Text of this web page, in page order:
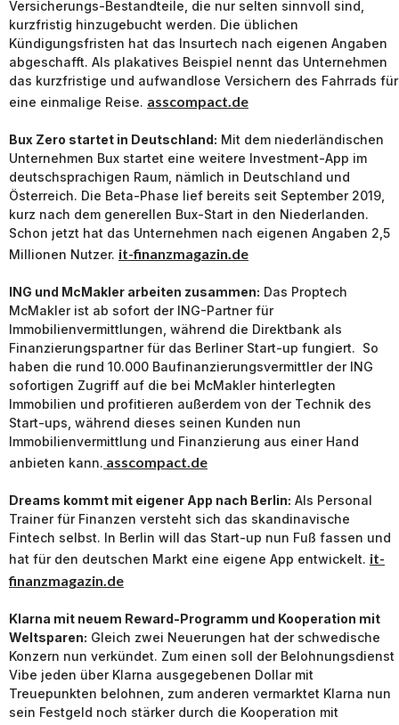
Versicherungs-Bestandteile, die nur selten sinnvoll sind,
kurzfristig hinzugebucht werden. Die üblichen
Kündigungsfristen hat das Insurtech nach eigenen Angaben
abgeschafft. Als plakatives Beispiel nennt das Unternehmen
das kurzfristige und aufwandlose Versichern des Fahrrads für
eine einmalige Reise. asscompact.de
Bux Zero startet in Deutschland: Mit dem niederländischen
Unternehmen Bux startet eine weitere Investment-App im
deutschsprachigen Raum, nämlich in Deutschland und
Österreich. Die Beta-Phase lief bereits seit September 2019,
kurz nach dem generellen Bux-Start in den Niederlanden.
Schon jetzt hat das Unternehmen nach eigenen Angaben 2,5
Millionen Nutzer. it-finanzmagazin.de
ING und McMakler arbeiten zusammen: Das Proptech
McMakler ist ab sofort der ING-Partner für
Immobilienvermittlungen, während die Direktbank als
Finanzierungspartner für das Berliner Start-up fungiert. So
haben die rund 10.000 Baufinanzierungsvermittler der ING
sofortigen Zugriff auf die bei McMakler hinterlegten
Immobilien und profitieren außerdem von der Technik des
Start-ups, während dieses seinen Kunden nun
Immobilienvermittlung und Finanzierung aus einer Hand
anbieten kann. asscompact.de
Dreams kommt mit eigener App nach Berlin: Als Personal
Trainer für Finanzen versteht sich das skandinavische
Fintech selbst. In Berlin will das Start-up nun Fuß fassen und
hat für den deutschen Markt eine eigene App entwickelt. it-
finanzmagazin.de
Klarna mit neuem Reward-Programm und Kooperation mit
Weltsparen: Gleich zwei Neuerungen hat der schwedische
Konzern nun verkündet. Zum einen soll der Belohnungsdienst
Vibe jeden über Klarna ausgegebenen Dollar mit
Treuepunkten belohnen, zum anderen vermarktet Klarna nun
sein Festgeld noch stärker durch die Kooperation mit